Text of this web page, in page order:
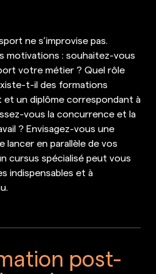
ne s’improvise pas.
motivations : souhaitez-vous
votre métier ? Quel rôle
t-il des formations
un diplôme correspondant à
vous la concurrence et la
? Envisagez-vous une
lancer en parallèle de vos
cursus spécialisé peut vous
indispensables et à
post-